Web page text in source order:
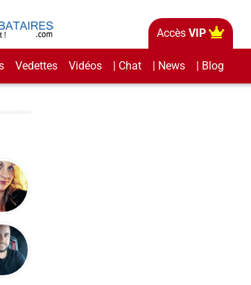
Accès VIP
Vedettes Vidéos | Chat | News | Blog